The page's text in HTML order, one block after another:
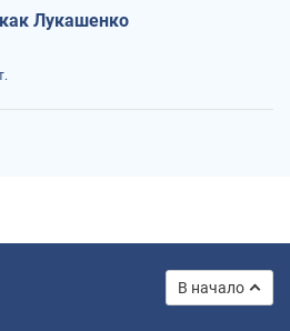
Лукашенко
В начало